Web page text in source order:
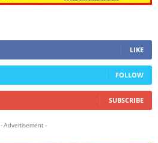
LIKE
FOLLOW
SUBSCRIBE
- Advertisement -